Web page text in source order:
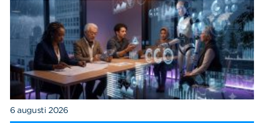
6 augusti 2026